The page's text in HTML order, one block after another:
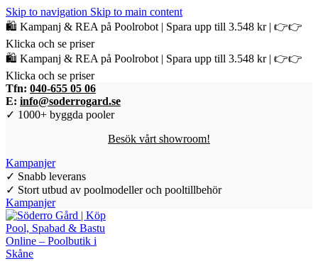
Skip to navigation Skip to main content
🛍️ Kampanj & REA på Poolrobot | Spara upp till 3.548 kr | 👉👉
Klicka och se priser
🛍️ Kampanj & REA på Poolrobot | Spara upp till 3.548 kr | 👉👉
Klicka och se priser
Tfn: 040-655 05 06
E: info@soderrogard.se
✓ 1000+ byggda pooler
Besök vårt showroom!
Kampanjer
✓ Snabb leverans
✓ Stort utbud av poolmodeller och pooltillbehör
Kampanjer